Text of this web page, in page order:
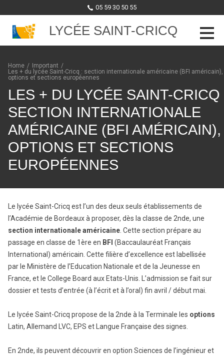
05 59 30 50 55
LYCÉE SAINT-CRICQ
Skip to content
Home / Important /
Les + du lycée Saint-Cricq : section internationale américaine (BFI américain),
options et sections européennes
LES + DU LYCÉE SAINT-CRICQ
SECTION INTERNATIONALE
AMÉRICAINE (BFI AMÉRICAIN),
OPTIONS ET SECTIONS
EUROPÉENNES
Le lycée Saint-Cricq est l’un des deux seuls établissements de
l’Académie de Bordeaux à proposer, dès la classe de 2nde, une
section internationale américaine . Cette section prépare au
passage en classe de 1ère en BFI (Baccaulauréat Français
International) américain. Cette filière d’excellence est labellisée
par le Ministère de l’Education Nationale et de la Jeunesse en
France, et le College Board aux Etats-Unis. L’admission se fait sur
dossier et tests d’entrée (à l’écrit et à l’oral) fin avril / début mai.
Le lycée Saint-Cricq propose de la 2nde à la Terminale les options
Latin, Allemand LVC, EPS et Langue Française des signes.
En 2nde, ils peuvent découvrir en option Sciences de l’ingénieur et